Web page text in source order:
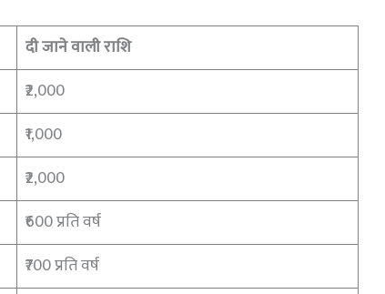
दी जाने वाली राशि
₹2,000
₹1,000
₹2,000
₹600 प्रति वर्ष
₹700 प्रति वर्ष